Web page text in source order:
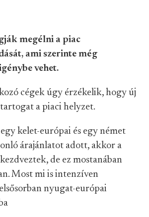
megélni a piac
ami szerinte még
vehet.
cégek úgy érzékelik, hogy új
a piaci helyzet.
kelet-európai és egy német
árajánlatot adott, akkor a
de ez mostanában
Most mi is intenzíven
nyugat-európai